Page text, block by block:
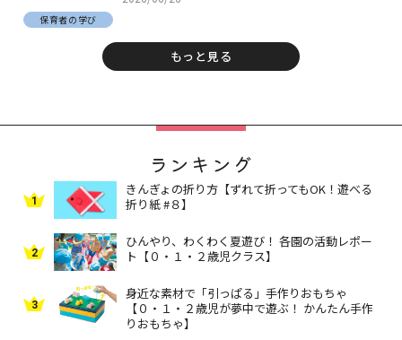
保育者の学び
もっと見る
ランキング
1
きんぎょの折り方【ずれて折ってもOK！遊べる
折り紙 #８】
2
ひんやり、わくわく夏遊び！ 各園の活動レポー
ト【０・１・２歳児クラス】
3
身近な素材で「引っぱる」手作りおもちゃ
【０・１・２歳児が夢中で遊ぶ！ かんたん手作
りおもちゃ】